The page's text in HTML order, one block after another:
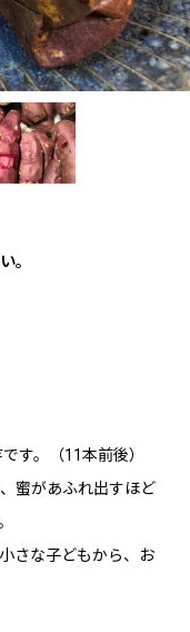
。
す。（11本前後）
蜜があふれ出すほど
さな子どもから、お